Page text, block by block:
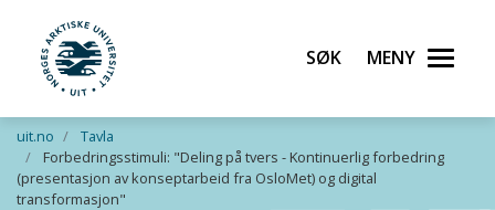
Gå til hovedinnhold
UiT Norges arktiske universitet
Søk Meny
uit.no
Tavla
Forbedringsstimuli: "Deling på tvers - Kontinuerlig forbedring
(presentasjon av konseptarbeid fra OsloMet) og digital
transformasjon"